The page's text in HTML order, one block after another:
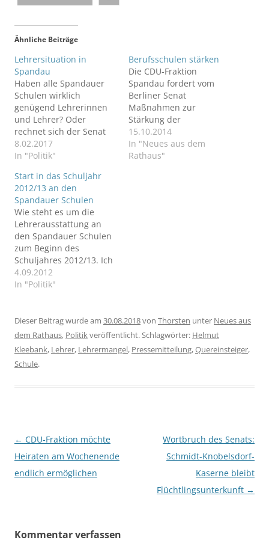
Ähnliche Beiträge
Lehrersituation in
Spandau
Haben alle Spandauer
Schulen wirklich
genügend Lehrerinnen
und Lehrer? Oder
rechnet sich der Senat
seine Statistiken
vielleicht schön?
8.02.2017
In "Politik"
Berufsschulen stärken
Die CDU-Fraktion
Spandau fordert vom
Berliner Senat
Maßnahmen zur
Stärkung der
Berufsschulen ein. In
einer Antragsserie
fordert sie, dass
15.10.2014
In "Neues aus dem
Rathaus"
Start in das Schuljahr
2012/13 an den
Spandauer Schulen
Wie steht es um die
Lehrerausstattung an
den Spandauer Schulen
zum Beginn des
Schuljahres 2012/13. Ich
frage beim Bezirksamt
nach.
4.09.2012
In "Politik"
Dieser Beitrag wurde am 30.08.2018von Thorsten unter Neues aus
dem Rathaus, Politikveröffentlicht. Schlagwörter: Helmut
Kleebank, Lehrer, Lehrermangel, Pressemitteilung,Quereinsteiger,
Schule.
Beitragsnavigation
← CDU-Fraktion möchte
Heiraten am Wochenende
endlich ermöglichen
Wortbruch des Senats:
Schmidt-Knobelsdorf-
Kaserne bleibt
Flüchtlingsunterkunft →
Kommentar verfassen